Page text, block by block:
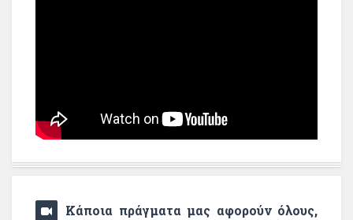
Κάποια πράγματα μας αφορούν όλους,